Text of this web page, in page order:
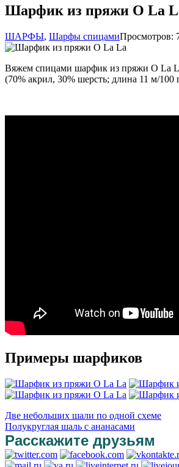
Шарфик из пряжи O La
ШАРФЫ, Шарфы спицамиПросмотров:
Вяжем спицами шарфик из пряжи O La
(70% акрил, 30% шерсть; длина 11 м/100
Примеры шарфиков
Две небольших шали по одной схеме
Полукруглая шаль с ананасами
Расскажите друзьям